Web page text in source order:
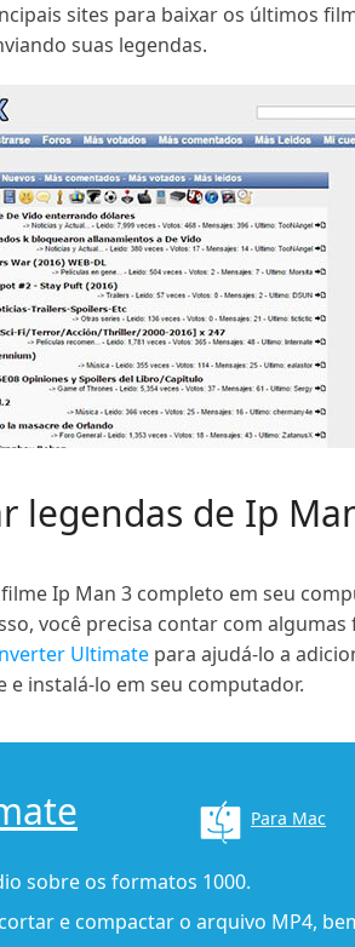
sites para baixar os últimos
suas legendas.
legendas de Ip
Ip Man 3 completo em seu
você precisa contar com
Ultimate para ajudá-lo a
instalá-lo em seu computador.
Para Mac
sobre os formatos 1000.
e compactar o arquivo MP4,